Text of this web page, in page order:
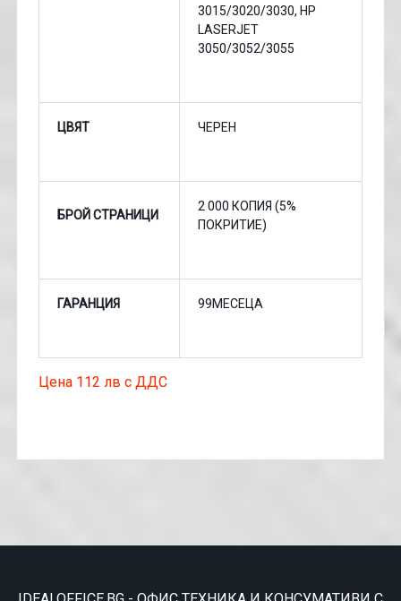
3015/3020/3030, HP
LASERJET
3050/3052/3055
ЦВЯТ ЧЕРЕН
БРОЙ СТРАНИЦИ
2 000 КOПИЯ (5%
ПОКРИТИЕ)
ГАРАНЦИЯ 99МЕСЕЦА
Цена 112 лв с ДДС